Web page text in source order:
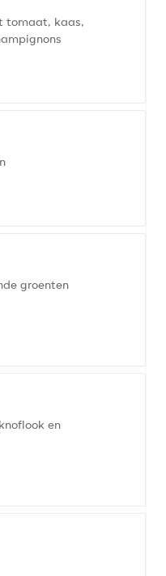
tomaat, kaas,
groenten
en